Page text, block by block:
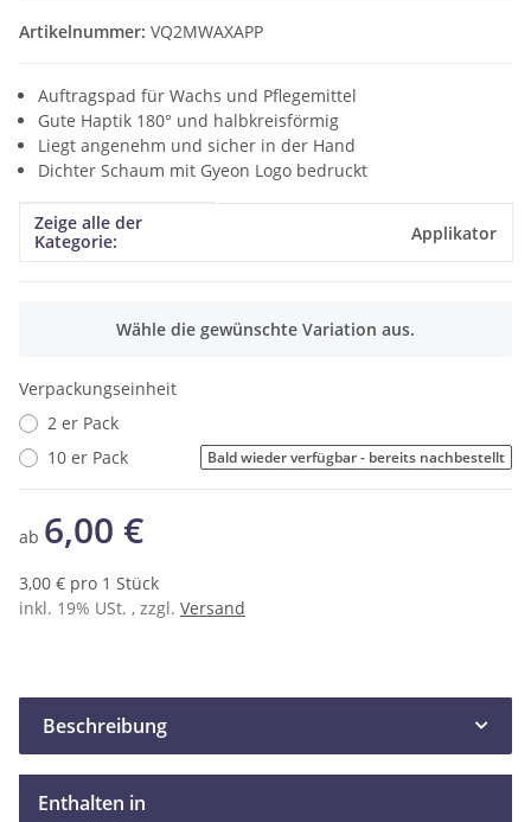
Artikelnummer: VQ2MWAXAPP
Auftragspad für Wachs und Pflegemittel
Gute Haptik 180° und halbkreisförmig
Liegt angenehm und sicher in der Hand
Dichter Schaum mit Gyeon Logo bedruckt
Produkteigenschaft
Wert
Zeige alle der
Kategorie:
Applikator
Wähle die gewünschte Variation aus.
Verpackungseinheit
2 er Pack
10 er Pack
Bald wieder verfügbar - bereits nachbestellt
ab 6,00 €
3,00 € pro 1 Stück
inkl. 19% USt. , zzgl. Versand
Beschreibung
Enthalten in